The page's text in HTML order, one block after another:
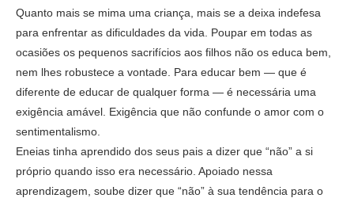
Quanto mais se mima uma criança, mais se a deixa indefesa
para enfrentar as dificuldades da vida. Poupar em todas as
ocasiões os pequenos sacrifícios aos filhos não os educa bem,
nem lhes robustece a vontade. Para educar bem — que é
diferente de educar de qualquer forma — é necessária uma
exigência amável. Exigência que não confunde o amor com o
sentimentalismo.
Eneias tinha aprendido dos seus pais a dizer que “não” a si
próprio quando isso era necessário. Apoiado nessa
aprendizagem, soube dizer que “não” à sua tendência para o